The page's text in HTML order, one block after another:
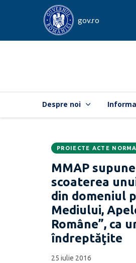
gov.ro
Despre noi
CATEGORIA:
PROIECTE ACTE
MMAP
scoaterea
din domeniul
Mediului,
Române”, ca
îndreptăţite
Data
publicării:
25 iulie 2016